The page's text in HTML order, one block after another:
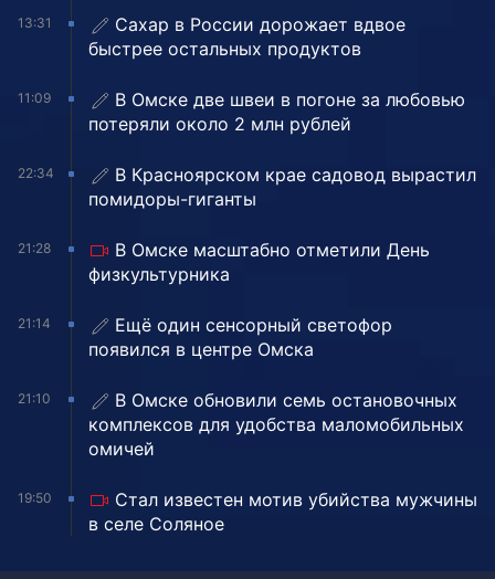
13:31
Сахар в России дорожает вдвое
быстрее остальных продуктов
11:09
В Омске две швеи в погоне за любовью
потеряли около 2 млн рублей
22:34
В Красноярском крае садовод вырастил
помидоры-гиганты
21:28
В Омске масштабно отметили День
физкультурника
21:14
Ещё один сенсорный светофор
появился в центре Омска
21:10
В Омске обновили семь остановочных
комплексов для удобства маломобильных
омичей
19:50
Стал известен мотив убийства мужчины
в селе Соляное